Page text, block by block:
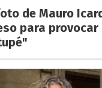
de Mauro
para provocar